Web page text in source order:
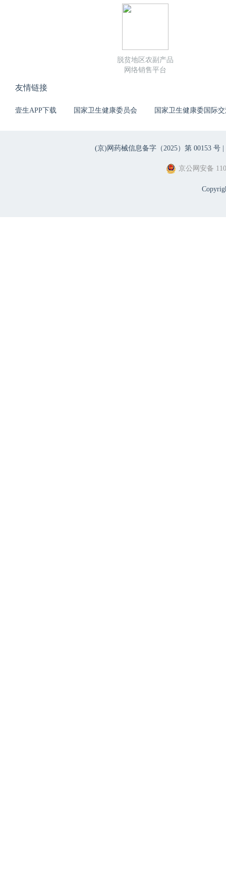
脱贫地区农副产品
网络销售平台
友情链接
壹生APP下载 国家卫生健康委员会 国家卫生健康委国际
(京)网药械信息备字（2025）第 00153 号 |
京公网安备